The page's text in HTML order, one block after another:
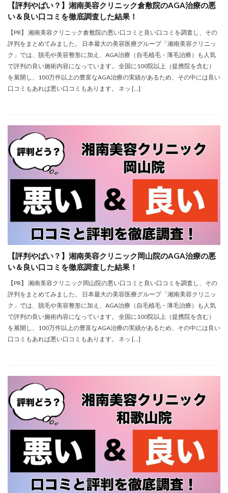
【評判やばい？】湘南美容クリニック倉敷院のAGA治療の悪
い＆良い口コミを徹底調査した結果！
【PR】 湘南美容クリニック倉敷院の悪い口コミと良い口コミを調査し、その
評判をまとめてみました。 日本最大の美容医療グループ「湘南美容クリニッ
ク」では、脱毛や美容整形に加え、AGA治療（自毛植毛・薄毛治療）も人気
で評判の良い施術内容になっています。 全国に100院以上（提携院を含む）
を展開し、100万件以上の豊富なAGA治療の実績があるため、その中には良い
口コミもあれば悪い口コミもあります。 ネッ […]
【評判やばい？】湘南美容クリニック岡山院のAGA治療の悪
い＆良い口コミを徹底調査した結果！
【PR】 湘南美容クリニック岡山院の悪い口コミと良い口コミを調査し、その
評判をまとめてみました。 日本最大の美容医療グループ「湘南美容クリニッ
ク」では、脱毛や美容整形に加え、AGA治療（自毛植毛・薄毛治療）も人気
で評判の良い施術内容になっています。 全国に100院以上（提携院を含む）
を展開し、100万件以上の豊富なAGA治療の実績があるため、その中には良い
口コミもあれば悪い口コミもあります。 ネッ […]